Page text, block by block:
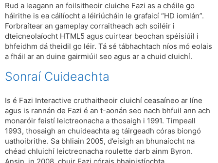
Rud a leagann an foilsitheoir cluiche Fazi as a chéile go
háirithe is ea cáilíocht a léiriúcháin le grafaicí “HD iomlán”.
Forbraítear an gameplay corraitheach ach soiléir i
dteicneolaíocht HTML5 agus cuirtear beochan spéisiúil i
bhfeidhm dá theidil go léir. Tá sé tábhachtach níos mó eolais
a fháil ar an duine gairmiúil seo agus ar a chuid cluichí.
Sonraí Cuideachta
Is é Fazi Interactive cruthaitheoir cluichí ceasaíneo ar líne
agus is rannán de Fazi é an t-aonán seo nach bhfuil ann ach
monaróir feistí leictreonacha a thosaigh i 1991. Timpeall
1993, thosaigh an chuideachta ag táirgeadh córas biongó
uathoibrithe. Sa bhliain 2005, d’eisigh an bhunaíocht na
chéad chluichí leictreonacha roulette darb ainm Byron.